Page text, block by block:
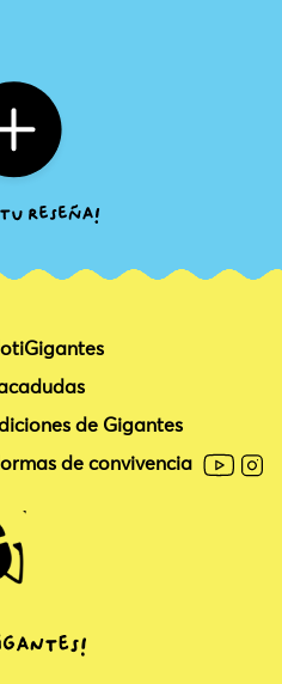
de Gigantes
de convivencia